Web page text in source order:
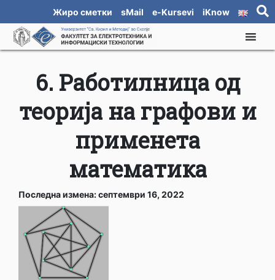
Жиро сметки sMail e-Kursevi iKnow
6. Работилница од
теорија на графови и
применета
математика
Последна измена: септември 16, 2022